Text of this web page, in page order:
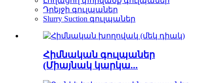
Դրեյջի գուլպաներ
Slurry Suction գուլպաներ
Հիմնական գուլպաներ
(Միայնակ կարկա...